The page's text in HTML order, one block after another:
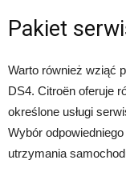
Pakiet
Warto również wziąć
DS4. Citroën oferuje
określone usługi
Wybór
utrzymania